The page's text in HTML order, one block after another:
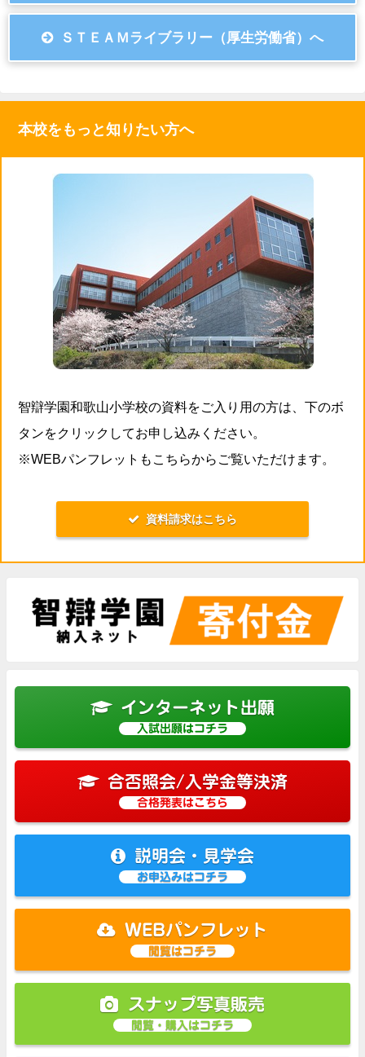
ＳＴＥＡＭライブラリー（厚生労働省）へ
本校をもっと知りたい方へ
智辯学園和歌山小学校の資料をご入り用の方は、下のボ
タンをクリックしてお申し込みください。
※WEBパンフレットもこちらからご覧いただけます。
資料請求はこちら
インターネット出願
入試出願はコチラ
合否照会/入学金等決済
合格発表はこちら
説明会・見学会
お申込みはコチラ
WEBパンフレット
閲覧はコチラ
スナップ写真販売
閲覧・購入はコチラ